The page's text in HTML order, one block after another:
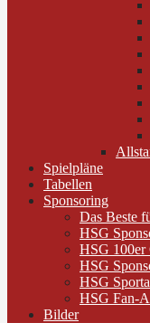
Spielpläne
Tabellen
Sponsoring
Das Beste
HSG
HSG 100er
HSG
HSG
HSG Fan-
Bilder